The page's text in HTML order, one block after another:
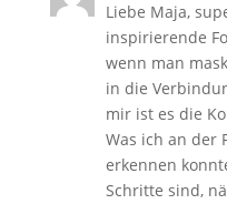
Liebe Maja,
inspirierende
wenn man
in die
mir ist es die
Was ich an der
erkennen
Schritte sind,